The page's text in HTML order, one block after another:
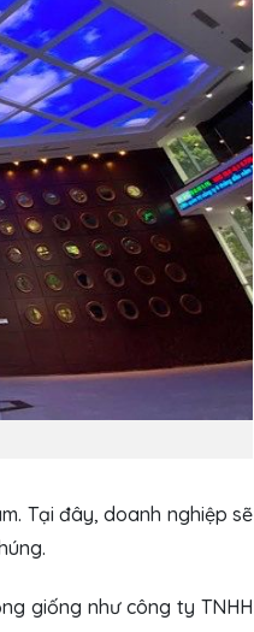
Tại đây, doanh nghiệp sẽ
giống như công ty TNHH